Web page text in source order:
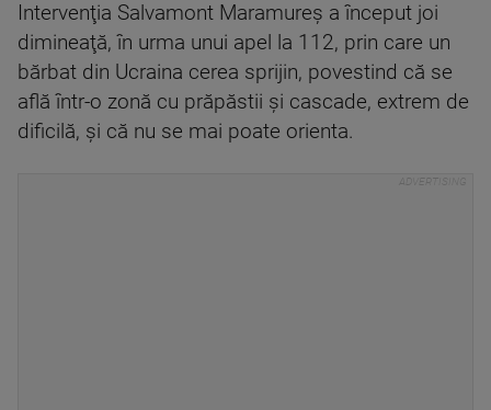
Intervenţia Salvamont Maramureş a început joi
dimineaţă, în urma unui apel la 112, prin care un
bărbat din Ucraina cerea sprijin, povestind că se
află într-o zonă cu prăpăstii şi cascade, extrem de
dificilă, şi că nu se mai poate orienta.